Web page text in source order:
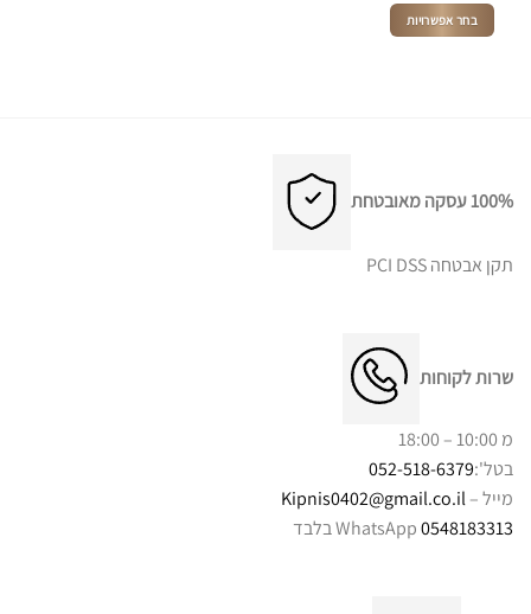
בחר אפשרויות
לבחור
בעמוד
100% עסקה מאובטחת
תקן אבטחה PCI DSS
שרות לקוחות
מ 10:00 – 18:00
בטל':052-518-6379
מייל –Kipnis0402@gmail.co.il
0548183313